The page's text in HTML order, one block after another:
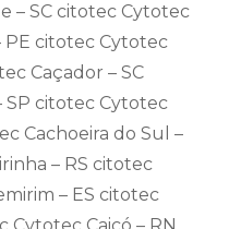
– SC citotec Cytotec
PE citotec Cytotec
Caçador – SC
SP citotec Cytotec
Cachoeira do Sul –
– RS citotec
– ES citotec